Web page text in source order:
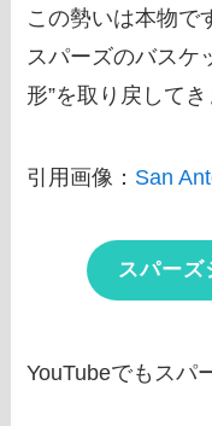
この勢いは本物で
スパーズのバスケ
形”を取り戻してき
引用画像： San
スパーズ
YouTubeでもスパ